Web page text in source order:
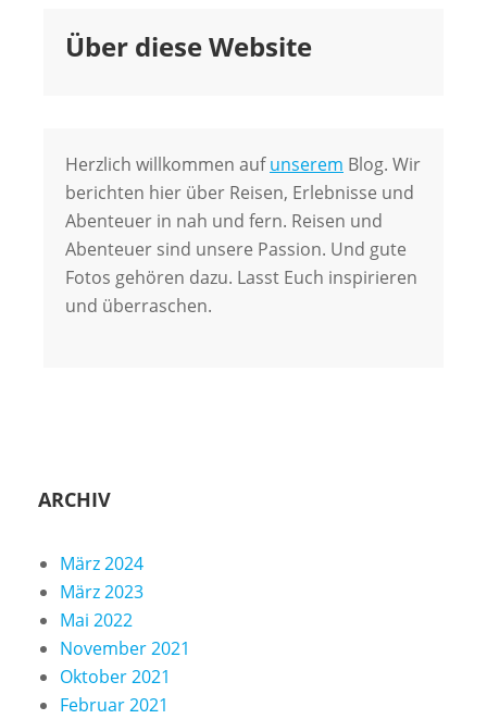
Über diese Website
Herzlich willkommen aufunserem Blog. Wir
berichten hier über Reisen, Erlebnisse und
Abenteuer in nah und fern. Reisen und
Abenteuer sind unsere Passion. Und gute
Fotos gehören dazu. Lasst Euch inspirieren
und überraschen.
ARCHIV
März 2024
März 2023
Mai 2022
November 2021
Oktober 2021
Februar 2021